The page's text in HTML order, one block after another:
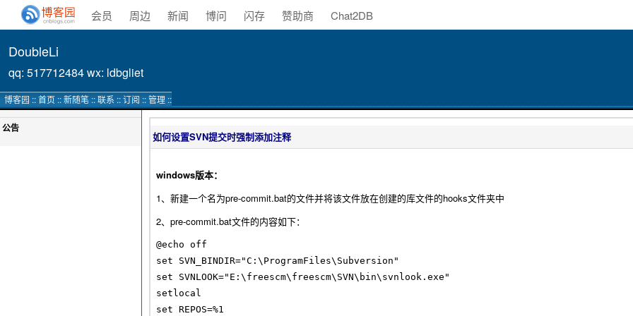
会员 周边 新闻 博问 闪存 赞助商 Chat2DB
DoubleLi
qq: 517712484 wx: ldbgliet
博客园 ::首页 ::新随笔 ::联系 ::订阅 ::管理 ::
公告
如何设置SVN提交时强制添加注释
windows版本：
1、新建一个名为pre-commit.bat的文件并将该文件放在创建的库文件的hooks文件夹中
2、pre-commit.bat文件的内容如下：
@echo off
set SVN_BINDIR="C:\ProgramFiles\Subversion"
set SVNLOOK="E:\freescm\freescm\SVN\bin\svnlook.exe"
setlocal
set REPOS=%1